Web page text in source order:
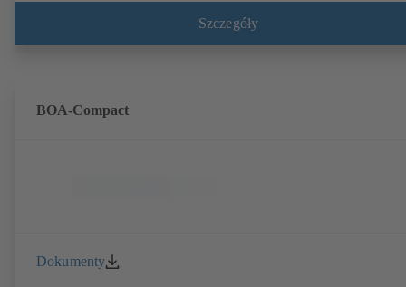
tworzywa sztucznego (EKB). Ze zintegrowanymi czujnikami
ultradźwiękowymi, bez kontaktu z medium. Stacjonarny monitoring
pomocą komputera pomiarowego BOATRONIC 100
(akumulatorowego).
Szczegóły
BOA-Compact
Dokumenty